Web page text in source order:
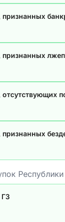
признанных
признанных
отсутствующих
признанных
ГЗ